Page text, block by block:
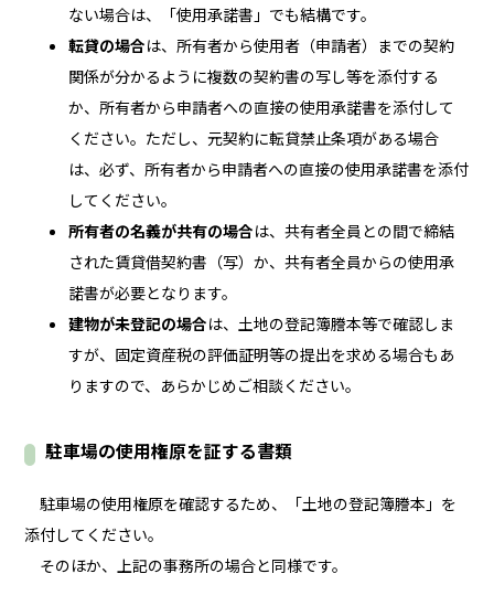
ない場合は、「使用承諾書」でも結構です。
転貸の場合は、所有者から使用者（申請者）までの契約
関係が分かるように複数の契約書の写し等を添付する
か、所有者から申請者への直接の使用承諾書を添付して
ください。ただし、元契約に転貸禁止条項がある場合
は、必ず、所有者から申請者への直接の使用承諾書を添付
してください。
所有者の名義が共有の場合は、共有者全員との間で締結
された賃貸借契約書（写）か、共有者全員からの使用承
諾書が必要となります。
建物が未登記の場合は、土地の登記簿謄本等で確認しま
すが、固定資産税の評価証明等の提出を求める場合もあ
りますので、あらかじめご相談ください。
駐車場の使用権原を証する書類
駐車場の使用権原を確認するため、「土地の登記簿謄本」を
添付してください。
そのほか、上記の事務所の場合と同様です。